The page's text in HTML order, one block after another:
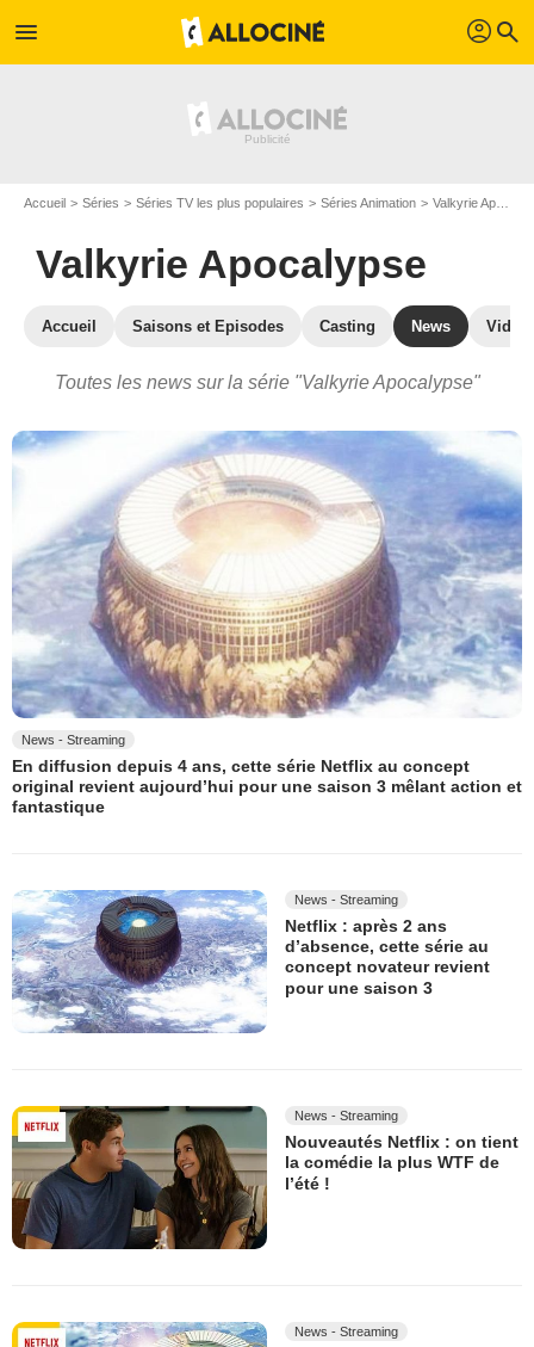
menu profil search
Accueil Séries Séries TV les plus populaires Séries Animation Valkyrie Apocalypse
Valkyrie Apocalypse
Accueil Saisons et Episodes Casting News
Toutes les news sur la série "Valkyrie Apocalypse"
News - Streaming
En diffusion depuis 4 ans, cette série Netflix au concept
original revient aujourd’hui pour une saison 3 mêlant action et
fantastique
News - Streaming
Netflix : après 2 ans
d’absence, cette série au
concept novateur revient
pour une saison 3
News - Streaming
Nouveautés Netflix : on tient
la comédie la plus WTF de
l’été !
News - Streaming